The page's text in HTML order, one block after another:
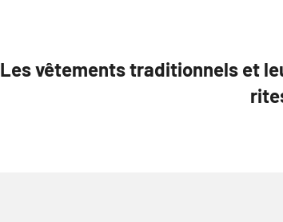
Les vêtements traditionnels et